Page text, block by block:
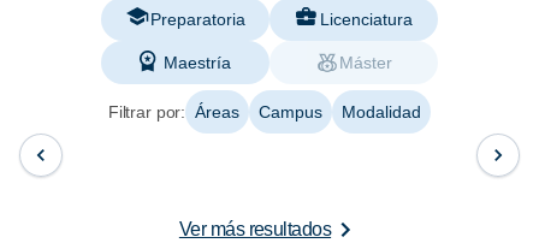
Preparatoria Licenciatura
Maestría Máster
Filtrar por: Áreas Campus Modalidad
Ver más resultados